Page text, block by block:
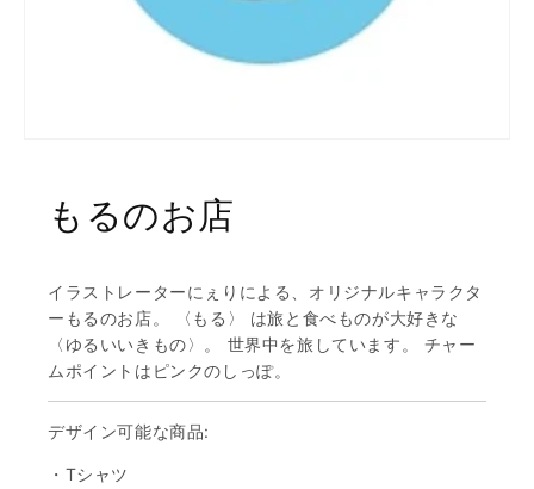
もるのお店
イラストレーターにぇりによる、オリジナルキャラクタ
ーもるのお店。 〈もる〉 は旅と食べものが大好きな
〈ゆるいいきもの〉。 世界中を旅しています。 チャー
ムポイントはピンクのしっぽ。
デザイン可能な商品:
・Tシャツ